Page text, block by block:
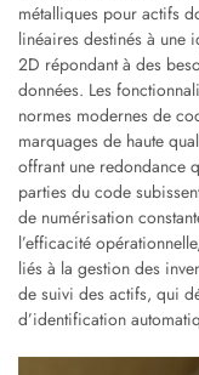
métalliques pour actifs
linéaires destinés à une
2D répondant à des
données. Les
normes modernes de
marquages de haute
offrant une redondance
parties du code
de numérisation
l’efficacité
liés à la gestion des
de suivi des actifs, qui
d’identification